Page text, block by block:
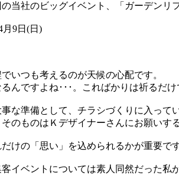
当社のビッグイベント、「ガーデンリ
月9日(日)
いつも考えるのが天候の心配です。
んですよね･･･。こればかりは祈るだけ
な準備として、チラシづくりに入ってい
のものはＫデザイナーさんにお願いす
けの「思い」を込められるかが重要です
イベントについては素人同然だった私